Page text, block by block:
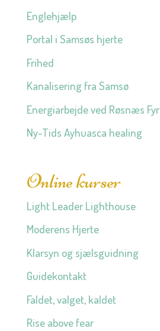
Englehjælp
Portal i Samsøs hjerte
Frihed
Kanalisering fra Samsø
Energiarbejde ved Røsnæs Fyr
Ny-Tids Ayhuasca healing
Online kurser
Light Leader Lighthouse
Moderens Hjerte
Klarsyn og sjælsguidning
Guidekontakt
Faldet, valget, kaldet
Rise above fear